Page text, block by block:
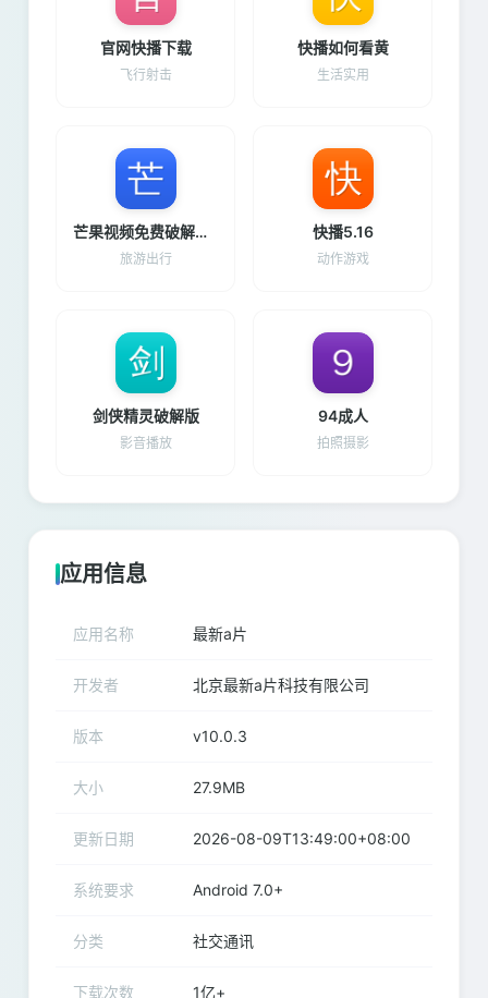
官网快播下载
飞行射击
快播如何看黄
生活实用
芒果视频免费破解版下载并安装
旅游出行
快播5.16
动作游戏
剑侠精灵破解版
影音播放
94成人
拍照摄影
应用信息
应用名称 最新a片
开发者 北京最新a片科技有限公司
版本 v10.0.3
大小 27.9MB
更新日期 2026-08-09T13:49:00+08:00
系统要求 Android 7.0+
分类 社交通讯
下载次数 1亿+